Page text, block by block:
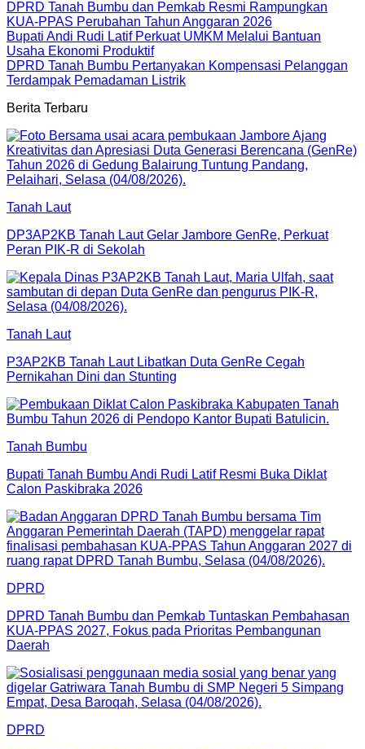
DPRD Tanah Bumbu dan Pemkab Resmi Rampungkan
KUA-PPAS Perubahan Tahun Anggaran 2026
Bupati Andi Rudi Latif Perkuat UMKM Melalui Bantuan
Usaha Ekonomi Produktif
DPRD Tanah Bumbu Pertanyakan Kompensasi Pelanggan
Terdampak Pemadaman Listrik
Berita Terbaru
Tanah Laut
DP3AP2KB Tanah Laut Gelar Jambore GenRe, Perkuat
Peran PIK-R di Sekolah
Tanah Laut
P3AP2KB Tanah Laut Libatkan Duta GenRe Cegah
Pernikahan Dini dan Stunting
Tanah Bumbu
Bupati Tanah Bumbu Andi Rudi Latif Resmi Buka Diklat
Calon Paskibraka 2026
DPRD
DPRD Tanah Bumbu dan Pemkab Tuntaskan Pembahasan
KUA-PPAS 2027, Fokus pada Prioritas Pembangunan
Daerah
DPRD